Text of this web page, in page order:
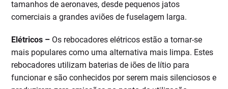
tamanhos de aeronaves, desde pequenos jatos
comerciais a grandes aviões de fuselagem larga.
Elétricos – Os rebocadores elétricos estão a tornar-se
mais populares como uma alternativa mais limpa. Estes
rebocadores utilizam baterias de iões de lítio para
funcionar e são conhecidos por serem mais silenciosos e